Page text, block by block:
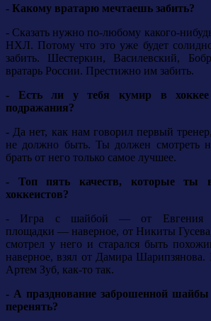
- Какому вратарю мечтаешь забить?
- Сказать нужно по-любому какого-
НХЛ. Потому что это уже будет
забить. Шестеркин, Василевский,
вратарь России. Престижно им забить.
- Есть ли у тебя кумир в
подражания?
- Да нет, как нам говорил первый
не должно быть. Ты должен смотреть
брать от него только самое лучшее.
- Топ пять качеств, которые ты
хоккеистов?
- Игра с шайбой — от Евгения
площадки — наверное, от Никиты
смотрел у него и старался быть
наверное, взял от Дамира
Артем Зуб, как-то так.
- А празднование заброшенной
перенять?